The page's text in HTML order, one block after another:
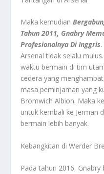
Maka kemudian
Tahun 2011, Gnabry
Profesionalnya Di Inggris
Arsenal tidak selalu
waktu bermain di tim
cedera yang
masa peminjaman yang
Bromwich Albion. Maka
untuk kembali ke Jerman
bermain lebih banyak.
Kebangkitan di Werder
Pada tahun 2016,